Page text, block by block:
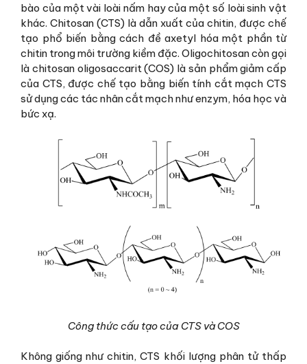
bào của một vài loài nấm hay của một số loài sinh vật
khác. Chitosan (CTS) là dẫn xuất của chitin, được chế
tạo phổ biến bằng cách đề axetyl hóa một phần từ
chitin trong môi trường kiềm đặc. Oligochitosan còn gọi
là chitosan oligosaccarit (COS) là sản phẩm giảm cấp
của CTS, được chế tạo bằng biến tính cắt mạch CTS
sử dụng các tác nhân cắt mạch như enzym, hóa học và
bức xạ.
Công thức cấu tạo của CTS và COS
Không giống như chitin, CTS khối lượng phân tử thấp